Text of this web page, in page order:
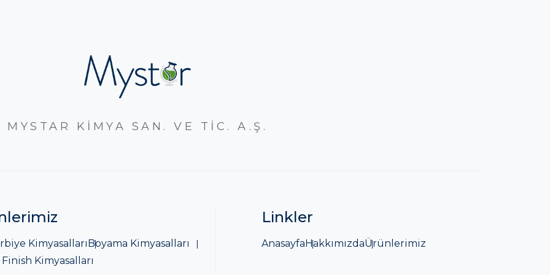
MYSTAR KİMYA SAN. VE TİC. A.Ş.
KimyasallarıBoyama Kimyasalları
Kimyasalları
Linkler
AnasayfaHakkımızdaÜrünlerimiz